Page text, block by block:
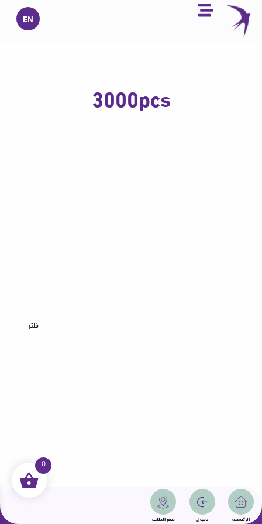
تخطي
المحتوى
EN
الرئيسية دخول تتبع الطلب
3000pcs
فلتر
جميع الحقوق محفوظة | سمامة 2025 | دولة قطر
0